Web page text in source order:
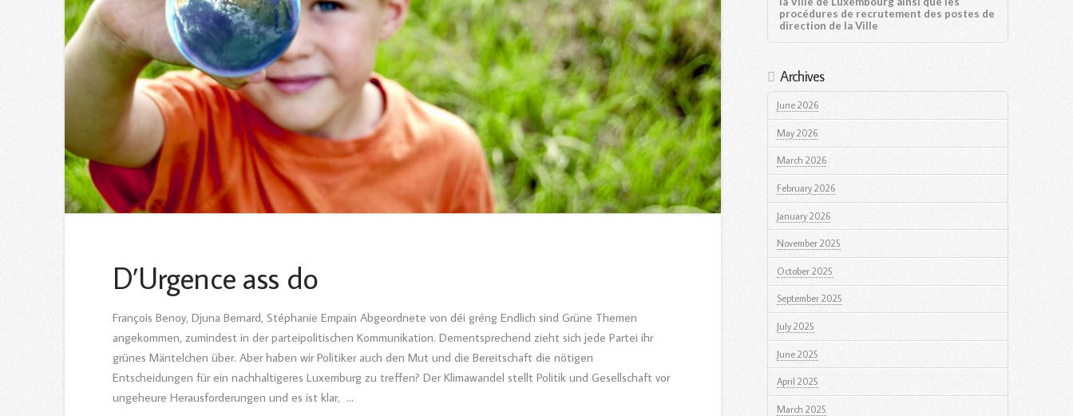
D’Urgence ass do
François Benoy, Djuna Bernard, Stéphanie Empain Abgeordnete von déi gréng Endlich sind Grüne Themen
angekommen, zumindest in der parteipolitischen Kommunikation. Dementsprechend zieht sich jede Partei ihr
grünes Mäntelchen über. Aber haben wir Politiker auch den Mut und die Bereitschaft die nötigen
Entscheidungen für ein nachhaltigeres Luxemburg zu treffen? Der Klimawandel stellt Politik und Gesellschaft vor
ungeheure Herausforderungen und es ist klar, …
procédures de recrutement des postes de
direction de la Ville
Archives
June 2026
May 2026
March 2026
February 2026
January 2026
November 2025
October 2025
September 2025
July 2025
June 2025
April 2025
March 2025